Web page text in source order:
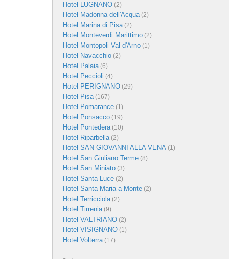
Hotel LUGNANO (2)
Hotel Madonna dell'Acqua(2)
Hotel Marina di Pisa(2)
Hotel Monteverdi Marittimo (2)
Hotel Montopoli Val d'Arno (1)
Hotel Navacchio (2)
Hotel Palaia(6)
Hotel Peccioli (4)
Hotel PERIGNANO (29)
Hotel Pisa(167)
Hotel Pomarance (1)
Hotel Ponsacco (19)
Hotel Pontedera(10)
Hotel Riparbella(2)
Hotel SAN GIOVANNI ALLA VENA (1)
Hotel San Giuliano Terme (8)
Hotel San Miniato (3)
Hotel Santa Luce (2)
Hotel Santa Maria a Monte (2)
Hotel Terricciola(2)
Hotel Tirrenia(9)
Hotel VALTRIANO (2)
Hotel VISIGNANO (1)
Hotel Volterra(17)